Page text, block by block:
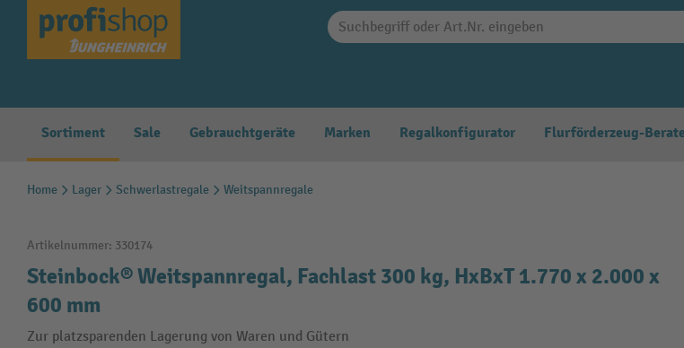
Zur Hauptnavigation springen
Sortiment Sale Gebrauchtgeräte Marken Regalkonfigurator Flurförderzeug-
Home Lager Schwerlastregale Weitspannregale
Artikelnummer: 330174
Steinbock® Weitspannregal, Fachlast 300 kg, HxBxT 1.770 x 2.000 x
600 mm
Zur platzsparenden Lagerung von Waren und Gütern